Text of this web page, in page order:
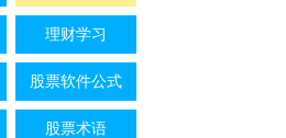
理财学习
股票软件公式
股票术语